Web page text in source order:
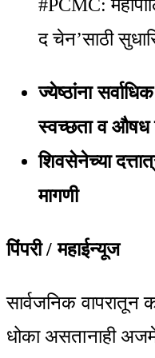
#PCMC:
द चेन’साठी
ज्येष्ठांना
स्वच्छता व औषध
शिवसेनेच्या
मागणी
पिंपरी / महाईन्यूज
सार्वजनिक वापरातून
धोका असतानाही